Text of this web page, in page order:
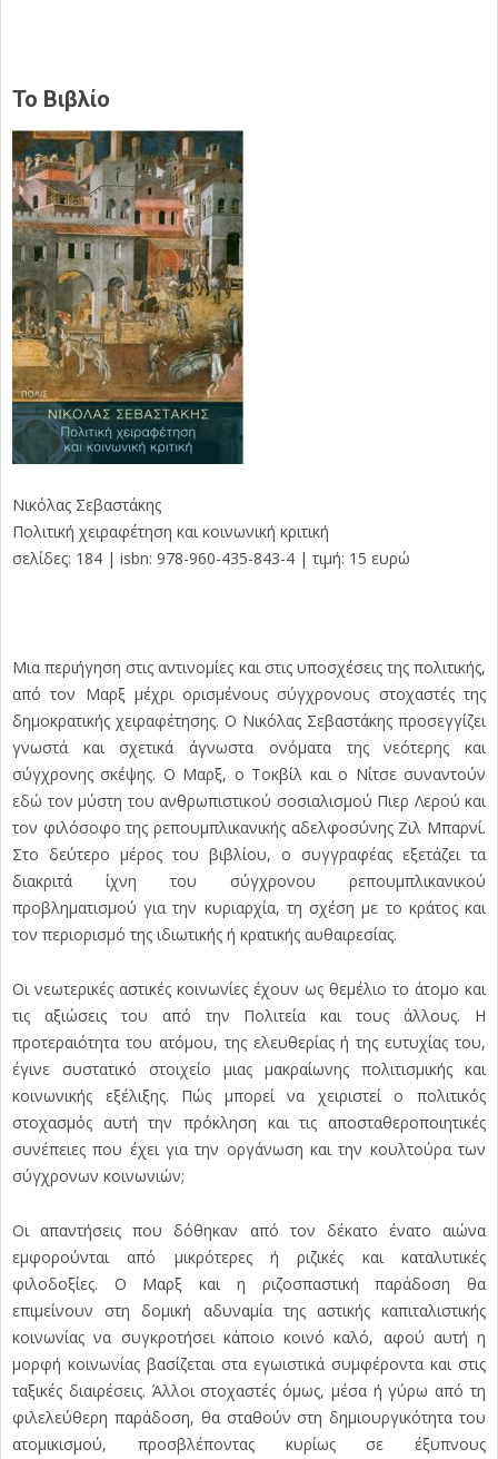
Το Βιβλίο
Νικόλας Σεβαστάκης
Πολιτική χειραφέτηση και κοινωνική κριτική
σελίδες: 184 | isbn: 978-960-435-843-4 | τιμή: 15 ευρώ
Μια περιήγηση στις αντινομίες και στις υποσχέσεις της πολιτικής,
από τον Μαρξ μέχρι ορισμένους σύγχρονους στοχαστές της
δημοκρατικής χειραφέτησης. Ο Νικόλας Σεβαστάκης προσεγγίζει
γνωστά και σχετικά άγνωστα ονόματα της νεότερης και
σύγχρονης σκέψης. Ο Μαρξ, ο Τοκβίλ και ο Νίτσε συναντούν
εδώ τον μύστη του ανθρωπιστικού σοσιαλισμού Πιερ Λερού και
τον φιλόσοφο της ρεπουμπλικανικής αδελφοσύνης Ζιλ Μπαρνί.
Στο δεύτερο μέρος του βιβλίου, ο συγγραφέας εξετάζει τα
διακριτά ίχνη του σύγχρονου ρεπουμπλικανικού
προβληματισμού για την κυριαρχία, τη σχέση με το κράτος και
τον περιορισμό της ιδιωτικής ή κρατικής αυθαιρεσίας.
Οι νεωτερικές αστικές κοινωνίες έχουν ως θεμέλιο το άτομο και
τις αξιώσεις του από την Πολιτεία και τους άλλους. Η
προτεραιότητα του ατόμου, της ελευθερίας ή της ευτυχίας του,
έγινε συστατικό στοιχείο μιας μακραίωνης πολιτισμικής και
κοινωνικής εξέλιξης. Πώς μπορεί να χειριστεί ο πολιτικός
στοχασμός αυτή την πρόκληση και τις αποσταθεροποιητικές
συνέπειες που έχει για την οργάνωση και την κουλτούρα των
σύγχρονων κοινωνιών;
Οι απαντήσεις που δόθηκαν από τον δέκατο ένατο αιώνα
εμφορούνται από μικρότερες ή ριζικές και καταλυτικές
φιλοδοξίες. Ο Μαρξ και η ριζοσπαστική παράδοση θα
επιμείνουν στη δομική αδυναμία της αστικής καπιταλιστικής
κοινωνίας να συγκροτήσει κάποιο κοινό καλό, αφού αυτή η
μορφή κοινωνίας βασίζεται στα εγωιστικά συμφέροντα και στις
ταξικές διαιρέσεις. Άλλοι στοχαστές όμως, μέσα ή γύρω από τη
φιλελεύθερη παράδοση, θα σταθούν στη δημιουργικότητα του
ατομικισμού, προσβλέποντας κυρίως σε έξυπνους